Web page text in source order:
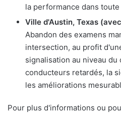
la performance dans
Ville d'Austin, Texas
Abandon des examens
intersection, au profit
signalisation au niveau
conducteurs retardés, la
les améliorations
Pour plus d'informations ou